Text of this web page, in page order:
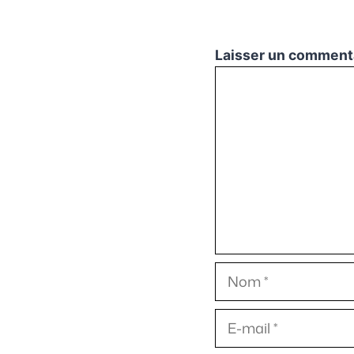
Laisser un
Nom
E-
mail